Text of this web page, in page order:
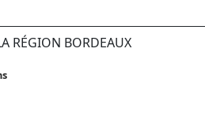
RÉGION BORDEAUX